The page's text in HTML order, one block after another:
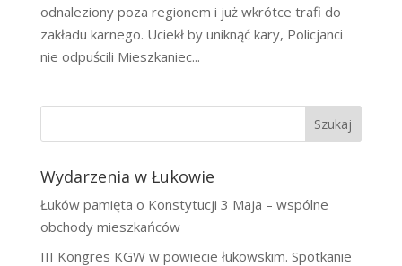
odnaleziony poza regionem i już wkrótce trafi do
zakładu karnego. Uciekł by uniknąć kary, Policjanci
nie odpuścili Mieszkaniec...
Szukaj
Wydarzenia w Łukowie
Łuków pamięta o Konstytucji 3 Maja – wspólne
obchody mieszkańców
III Kongres KGW w powiecie łukowskim. Spotkanie